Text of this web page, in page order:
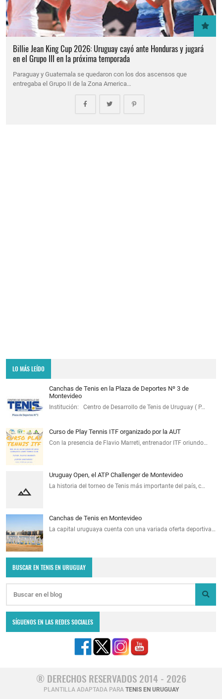
Billie Jean King Cup 2026: Uruguay cayó ante Honduras y jugará
en el Grupo III en la próxima temporada
Paraguay y Guatemala se quedaron con los dos ascensos que
entregaba el Grupo II de la Zona America…
LO MÁS LEÍDO
Canchas de Tenis en la Plaza de Deportes Nº 3 de
Montevideo
Institución: Centro de Desarrollo de Tenis de Uruguay ( P…
Curso de Play Tennis ITF organizado por la AUT
Con la presencia de Flavio Marreti, entrenador ITF oriundo…
Uruguay Open, el ATP Challenger de Montevideo
La historia del torneo de Tenis más importante del país, c…
Canchas de Tenis en Montevideo
La capital uruguaya cuenta con una variada oferta deportiva…
BUSCAR EN TENIS EN URUGUAY
SÍGUENOS EN LAS REDES SOCIALES
® DERECHOS RESERVADOS 2014 - 2026
PLANTILLA ADAPTADA PARA TENIS EN URUGUAY